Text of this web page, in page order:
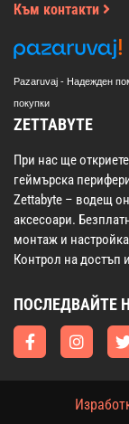
Към контакти
Pazaruvaj - Надежден
покупки
ZETTABYTE
При нас ще
геймърска
Zettabyte – водещ
аксесоари.
монтаж и
Контрол на достъп
ПОСЛЕДВАЙТЕ